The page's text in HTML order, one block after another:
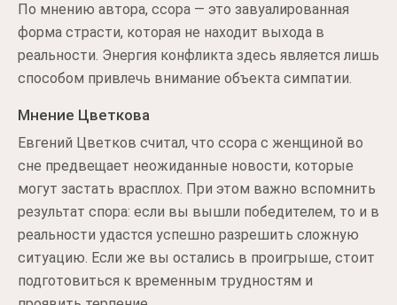
По мнению автора, ссора — это завуалированная
форма страсти, которая не находит выхода в
реальности. Энергия конфликта здесь является лишь
способом привлечь внимание объекта симпатии.
Мнение Цветкова
Евгений Цветков считал, что ссора с женщиной во
сне предвещает неожиданные новости, которые
могут застать врасплох. При этом важно вспомнить
результат спора: если вы вышли победителем, то и в
реальности удастся успешно разрешить сложную
ситуацию. Если же вы остались в проигрыше, стоит
подготовиться к временным трудностям и